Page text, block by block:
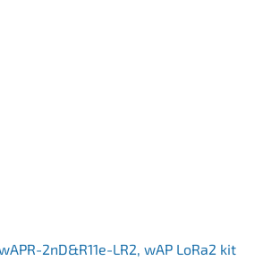
2nD&R11e-LR2, wAP LoRa2 kit